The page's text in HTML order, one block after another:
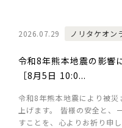
2026.07.29 ノリタケオン
令和8年熊本地震の影響
［8月5日 10:0...
令和8年熊本地震により被
上げます。 皆様の安全と、
すことを、心よりお祈り申